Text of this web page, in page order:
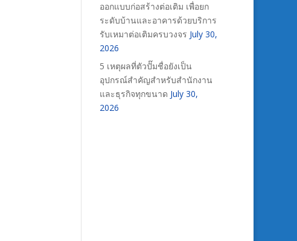
ออกแบบก่อสร้างต่อเติม เพื่อยก
ระดับบ้านและอาคารด้วยบริการ
รับเหมาต่อเติมครบวงจร July 30,
2026
5 เหตุผลที่ตัวปั๊มชื่อยังเป็น
อุปกรณ์สำคัญสำหรับสำนักงาน
และธุรกิจทุกขนาด July 30,
2026